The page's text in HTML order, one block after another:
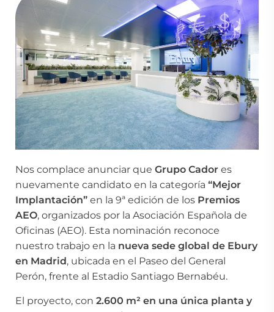
Nos complace anunciar que Grupo Cador es
nuevamente candidato en la categoría “Mejor
Implantación” en la 9ª edición de los Premios
AEO, organizados por la Asociación Española de
Oficinas (AEO). Esta nominación reconoce
nuestro trabajo en la nueva sede global de Ebury
en Madrid, ubicada en el Paseo del General
Perón, frente al Estadio Santiago Bernabéu.
El proyecto, con 2.600 m² en una única planta y